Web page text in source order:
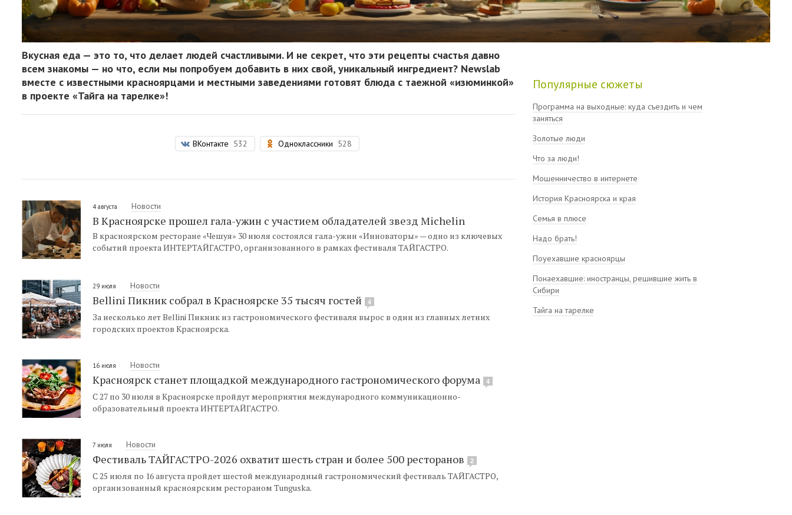
Вкусная еда — это то, что делает людей счастливыми. И не секрет, что эти рецепты счастья давно
всем знакомы — но что, если мы попробуем добавить в них свой, уникальный ингредиент? Newslab
вместе с известными красноярцами и местными заведениями готовят блюда с таежной «изюминкой»
в проекте «Тайга на тарелке»!
ВКонтакте 532 Одноклассники 528
4 августа Новости
В Красноярске прошел гала-ужин с участием обладателей звезд Michelin
В красноярском ресторане «Чешуя» 30 июля состоялся гала-ужин «Инноваторы» — одно из ключевых
событий проекта ИНТЕРТАЙГАСТРО, организованного в рамках фестиваля ТАЙГАСТРО.
29 июля Новости
Bellini Пикник собрал в Красноярске 35 тысяч гостей 4
За несколько лет Bellini Пикник из гастрономического фестиваля вырос в один из главных летних
городских проектов Красноярска.
16 июля Новости
Красноярск станет площадкой международного гастрономического форума 4
С 27 по 30 июля в Красноярске пройдут мероприятия международного коммуникационно-
образовательный проекта ИНТЕРТАЙГАСТРО.
7 июля Новости
Фестиваль ТАЙГАСТРО-2026 охватит шесть стран и более 500 ресторанов 2
С 25 июля по 16 августа пройдет шестой международный гастрономический фестиваль ТАЙГАСТРО,
организованный красноярским рестораном Tunguska.
Популярные сюжеты
Программа на выходные: куда съездить и чем
заняться
Золотые люди
Что за люди!
Мошенничество в интернете
История Красноярска и края
Семья в плюсе
Надо брать!
Поуехавшие красноярцы
Понаехавшие: иностранцы, решившие жить в
Сибири
Тайга на тарелке